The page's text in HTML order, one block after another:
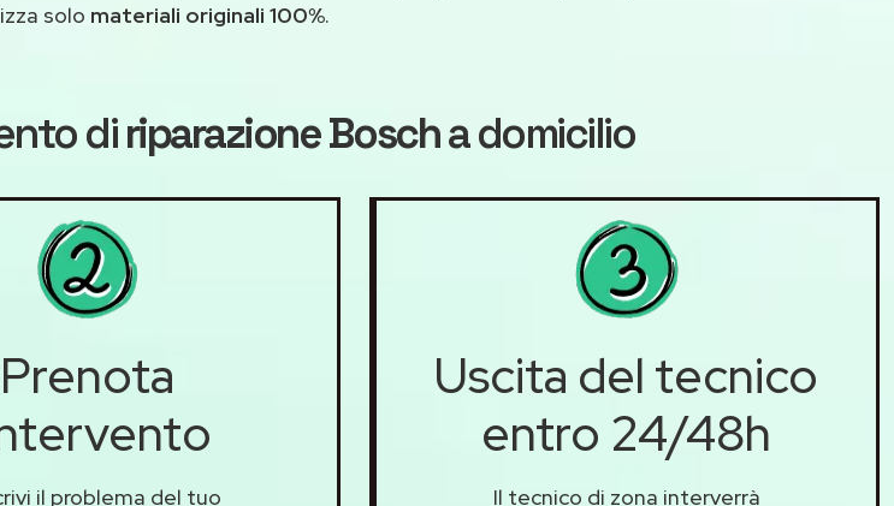
solo materiali originali 100%.
diriparazione Boscha domicilio
Prenota
il problema del tuo
Uscita del tecnico
entro 24/48h
Il tecnico di zona interverrà